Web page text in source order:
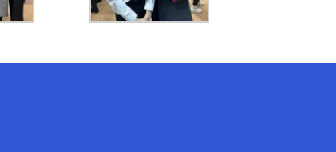
Amanzholov University көмекшісі